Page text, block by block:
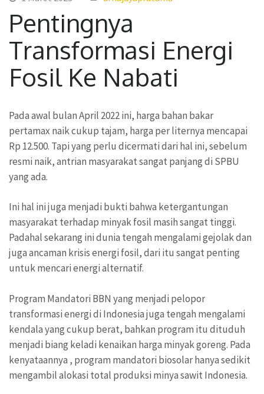
Pentingnya
Transformasi Energi
Fosil Ke Nabati
Pada awal bulan April 2022 ini, harga bahan bakar
pertamax naik cukup tajam, harga per liternya mencapai
Rp 12.500. Tapi yang perlu dicermati dari hal ini, sebelum
resmi naik, antrian masyarakat sangat panjang di SPBU
yang ada.
Ini hal ini juga menjadi bukti bahwa ketergantungan
masyarakat terhadap minyak fosil masih sangat tinggi.
Padahal sekarang ini dunia tengah mengalami gejolak dan
juga ancaman krisis energi fosil, dari itu sangat penting
untuk mencari energi alternatif.
Program Mandatori BBN yang menjadi pelopor
transformasi energi di Indonesia juga tengah mengalami
kendala yang cukup berat, bahkan program itu dituduh
menjadi biang keladi kenaikan harga minyak goreng. Pada
kenyataannya , program mandatori biosolar hanya sedikit
mengambil alokasi total produksi minya sawit Indonesia.